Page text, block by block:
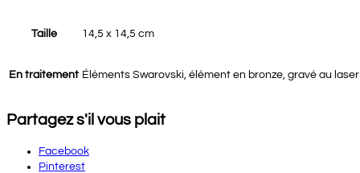
Taille 14,5 x 14,5 cm
En traitement Éléments Swarovski, élément en bronze, gravé au laser
Partagez s'il vous plait
Facebook
Pinterest